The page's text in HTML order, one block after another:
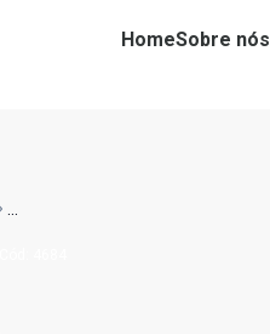
HomeSobre nós
...